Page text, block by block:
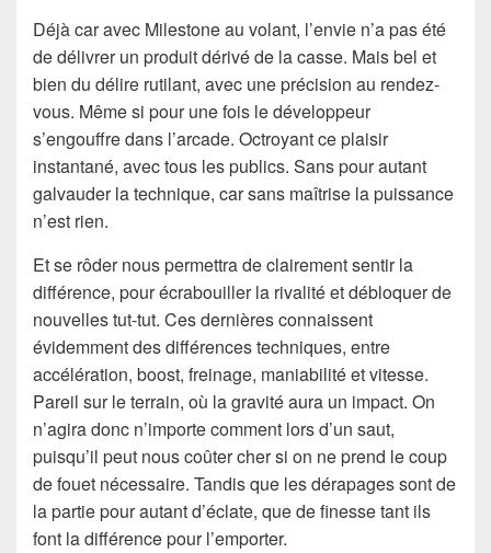
Déjà car avec Milestone au volant, l’envie n’a pas été
de délivrer un produit dérivé de la casse. Mais bel et
bien du délire rutilant, avec une précision au rendez-
vous. Même si pour une fois le développeur
s’engouffre dans l’arcade. Octroyant ce plaisir
instantané, avec tous les publics. Sans pour autant
galvauder la technique, car sans maîtrise la puissance
n’est rien.
Et se rôder nous permettra de clairement sentir la
différence, pour écrabouiller la rivalité et débloquer de
nouvelles tut-tut. Ces dernières connaissent
évidemment des différences techniques, entre
accélération, boost, freinage, maniabilité et vitesse.
Pareil sur le terrain, où la gravité aura un impact. On
n’agira donc n’importe comment lors d’un saut,
puisqu’il peut nous coûter cher si on ne prend le coup
de fouet nécessaire. Tandis que les dérapages sont de
la partie pour autant d’éclate, que de finesse tant ils
font la différence pour l’emporter.